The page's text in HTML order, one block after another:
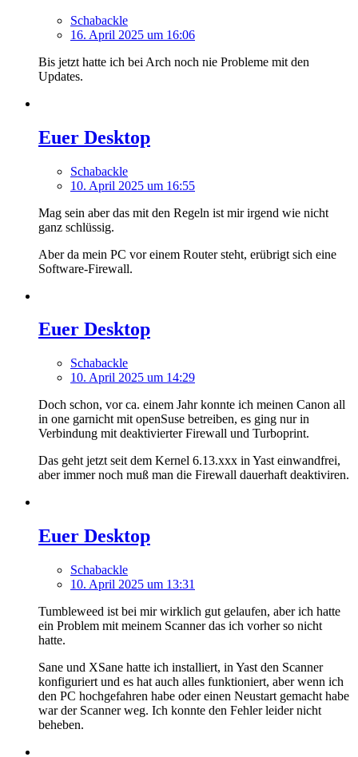
Schabackle
16. April 2025 um 16:06
Bis jetzt hatte ich bei Arch noch nie Probleme mit den
Updates.
Euer Desktop
Schabackle
10. April 2025 um 16:55
Mag sein aber das mit den Regeln ist mir irgend wie nicht
ganz schlüssig.
Aber da mein PC vor einem Router steht, erübrigt sich eine
Software-Firewall.
Euer Desktop
Schabackle
10. April 2025 um 14:29
Doch schon, vor ca. einem Jahr konnte ich meinen Canon all
in one garnicht mit openSuse betreiben, es ging nur in
Verbindung mit deaktivierter Firewall und Turboprint.
Das geht jetzt seit dem Kernel 6.13.xxx in Yast einwandfrei,
aber immer noch muß man die Firewall dauerhaft deaktiviren.
Euer Desktop
Schabackle
10. April 2025 um 13:31
Tumbleweed ist bei mir wirklich gut gelaufen, aber ich hatte
ein Problem mit meinem Scanner das ich vorher so nicht
hatte.
Sane und XSane hatte ich installiert, in Yast den Scanner
konfiguriert und es hat auch alles funktioniert, aber wenn ich
den PC hochgefahren habe oder einen Neustart gemacht habe
war der Scanner weg. Ich konnte den Fehler leider nicht
beheben.